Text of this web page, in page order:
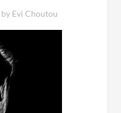
by Evi Choutou